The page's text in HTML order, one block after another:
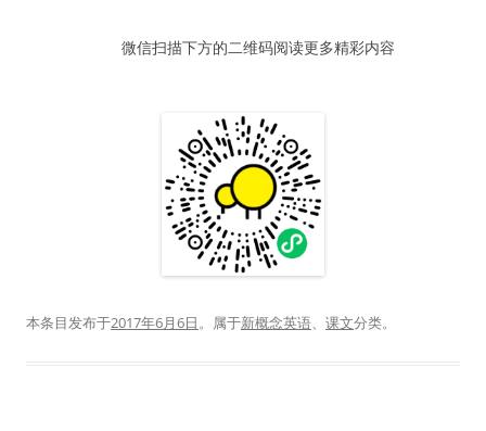
微信扫描下方的二维码阅读更多精彩内容
本条目发布于2017年6月6日。属于新概念英语、 课文分类。